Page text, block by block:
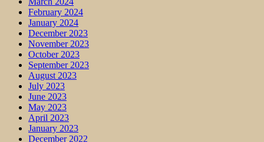
February 2024
January 2024
December 2023
November 2023
October 2023
September 2023
August 2023
July 2023
June 2023
May 2023
April 2023
January 2023
December 2022